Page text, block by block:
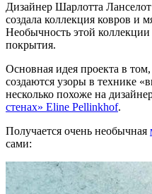
Дизайнер Шарлотта
создала коллекция ковров и
Необычность этой
покрытия.
Основная идея проекта в
создаются узоры в технике
несколько похоже на
стенах» Eline Pellinkhof.
Получается очень необычная
сами: